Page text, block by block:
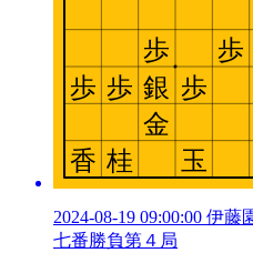
2024-08-19 09:00:00 伊
七番勝負第４局